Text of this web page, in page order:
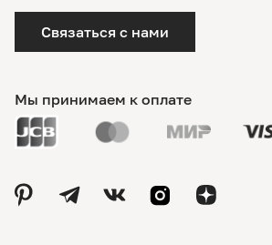
Мы принимаем к оплате
Связаться с нами